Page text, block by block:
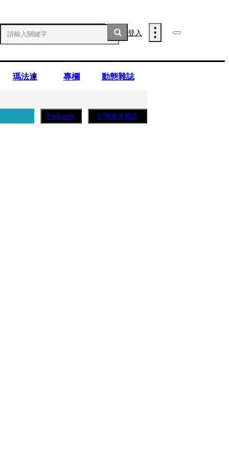
登入
瑪法達 專欄 動態雜誌
Podcasts 訂閱紙本雜誌